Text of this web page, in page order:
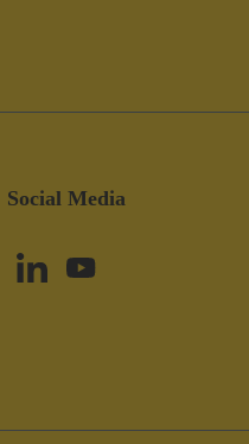
Social Media